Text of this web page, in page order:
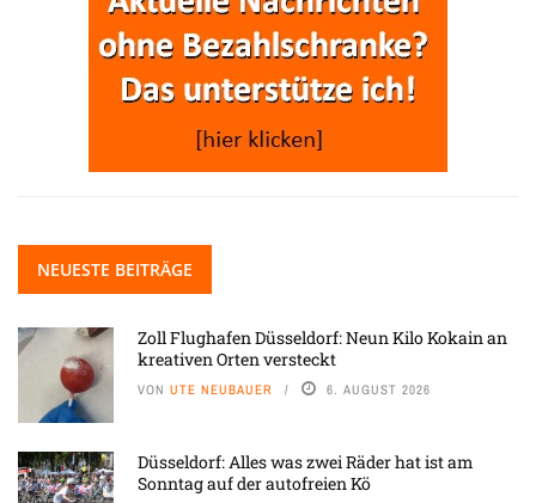
NEUESTE BEITRÄGE
Zoll Flughafen Düsseldorf: Neun Kilo Kokain an
kreativen Orten versteckt
VON UTE NEUBAUER 6. AUGUST 2026
Düsseldorf: Alles was zwei Räder hat ist am
Sonntag auf der autofreien Kö